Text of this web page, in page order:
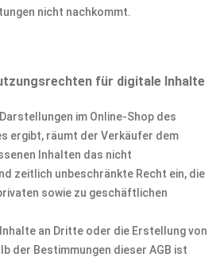
nicht nachkommt.
für digitale Inhalte
im Online-Shop des
ergibt, räumt der Verkäufer dem
Inhalten das nicht
zeitlich unbeschränkte Recht ein, die
sowie zu geschäftlichen
an Dritte oder die Erstellung von
der Bestimmungen dieser AGB ist